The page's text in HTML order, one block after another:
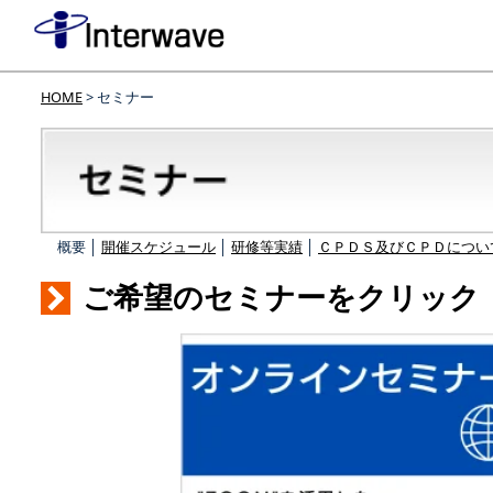
HOME> セミナー
概要 │ 開催スケジュール 研修等実績 ＣＰＤＳ及びＣＰＤにつ
ご希望のセミナーをクリック